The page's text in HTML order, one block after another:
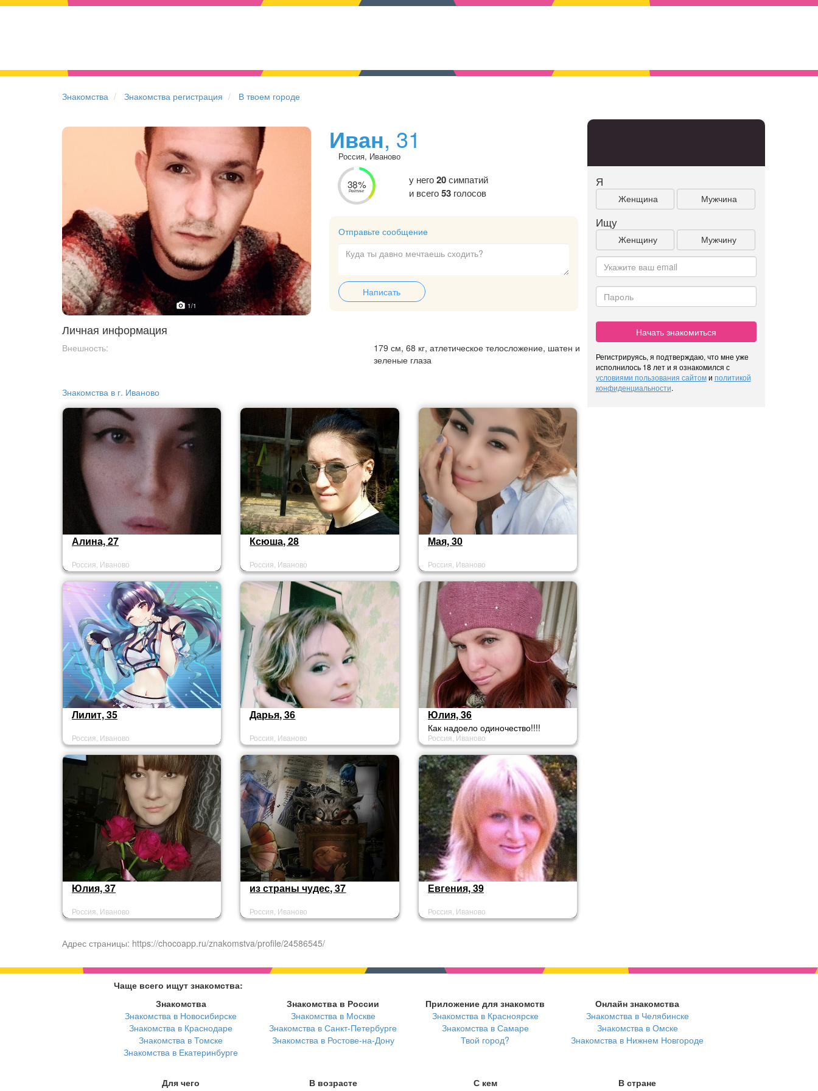
Знакомства Знакомства регистрация В твоем городе
1/1
Иван, 31
Россия, Иваново
38%
Рейтинг
у него20симпатий
и всего53голосов
Отправьте сообщение
Написать
Личная информация
Внешность:
179 см, 68 кг, атлетическое телосложение, шатен и
зеленые глаза
Знакомства в г. Иваново
Алина, 27
Россия, Иваново
Ксюша, 28
Россия, Иваново
Мая, 30
Россия, Иваново
Лилит, 35
Россия, Иваново
Дарья, 36
Россия, Иваново
Юлия, 36
Как надоело одиночество!!!!
Россия, Иваново
Юлия, 37
Россия, Иваново
из страны чудес, 37
Россия, Иваново
Евгения, 39
Россия, Иваново
Адрес страницы: https://chocoapp.ru/znakomstva/profile/24586545/
Я
Женщина Мужчина
Ищу
Женщину Мужчину
Начать знакомиться
Регистрируясь, я подтверждаю, что мне уже
исполнилось 18 лет и я ознакомился с
условиями пользования сайтоми политикой
конфиденциальности.
Чаще всего ищут знакомства:
Знакомства
Знакомства в Новосибирске
Знакомства в Краснодаре
Знакомства в Томске
Знакомства в Екатеринбурге
Знакомства в России
Знакомства в Москве
Знакомства в Санкт-Петербурге
Знакомства в Ростове-на-Дону
Приложение для знакомств
Знакомства в Красноярске
Знакомства в Самаре
Твой город?
Онлайн знакомства
Знакомства в Челябинске
Знакомства в Омске
Знакомства в Нижнем Новгороде
Для чего
В возрасте
С кем
В стране